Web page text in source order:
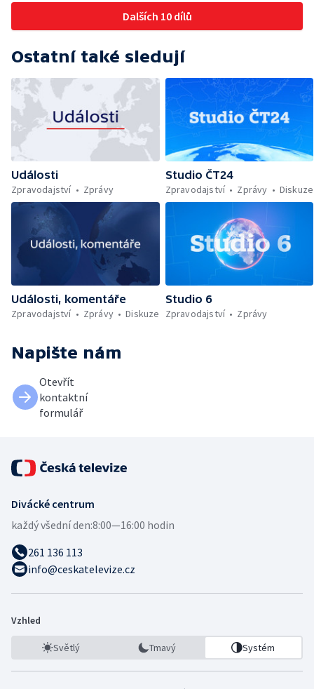
Dalších 10 dílů
Ostatní také sledují
Události
Zpravodajství
Zprávy
Studio ČT24
Zpravodajství
Zprávy Diskuze
Události, komentáře
Zpravodajství
Zprávy Diskuze
Studio 6
Zpravodajství
Zprávy
Napište nám
Otevřít
kontaktní
formulář
Divácké centrum
každý všední den:8:00—16:00 hodin
261 136 113
info@ceskatelevize.cz
Vzhled
Světlý Tmavý Systém